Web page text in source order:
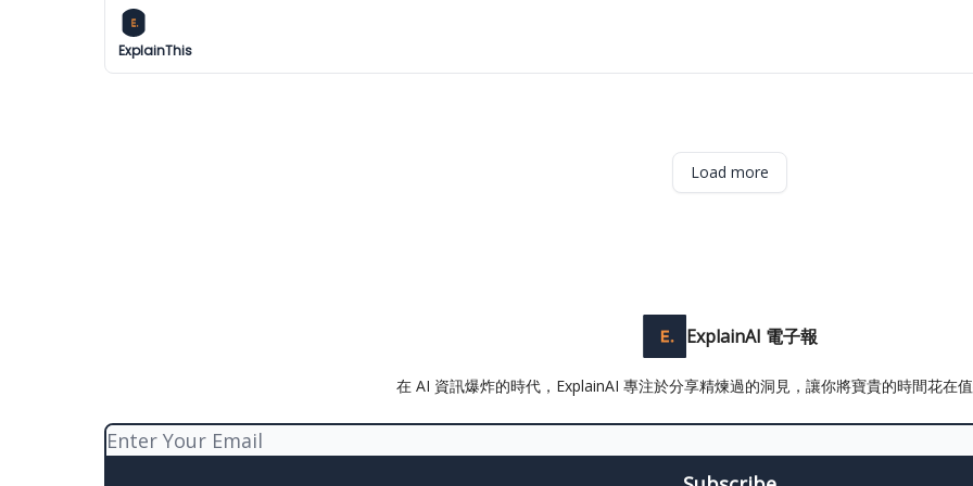
ExplainThis
Load more
ExplainAI 電子報
在 AI 資訊爆炸的時代，ExplainAI 專注於分享精煉過的洞見，讓你將寶貴的時間花在